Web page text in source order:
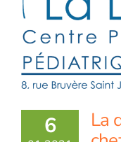
6
La